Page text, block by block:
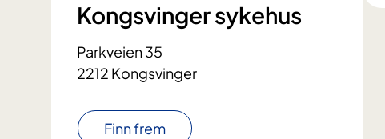
Kongsvinger sykehus
Parkveien 35
2212 Kongsvinger
Finn frem